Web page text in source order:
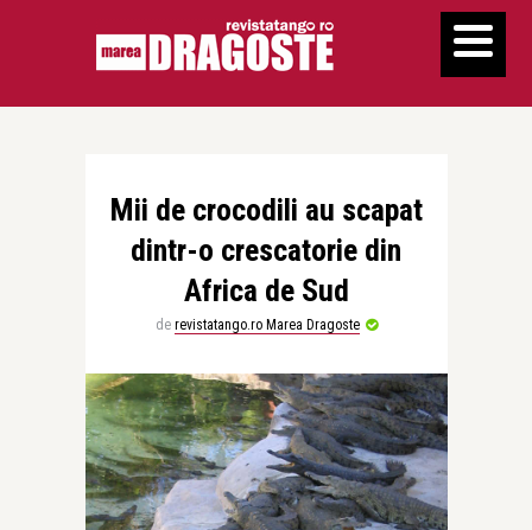
Mii de crocodili au scapat
dintr-o crescatorie din
Africa de Sud
de revistatango.ro Marea Dragoste